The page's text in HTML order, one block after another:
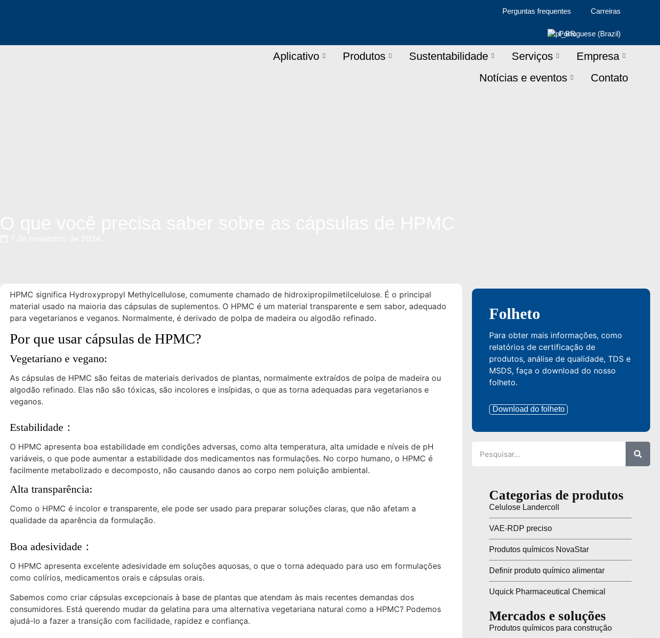
Perguntas frequentes Carreiras
Portuguese (Brazil)
Aplicativo Produtos Sustentabilidade Serviços
Empresa
Notícias e eventos
Contato
HPMC significa Hydroxypropyl Methylcellulose, comumente chamado de hidroxipropilmetilcelulose. É o principal
material usado na maioria das cápsulas de suplementos. O HPMC é um material transparente e sem sabor, adequado
para vegetarianos e veganos. Normalmente, é derivado de polpa de madeira ou algodão refinado.
Por que usar cápsulas de HPMC?
Vegetariano e vegano:
As cápsulas de HPMC são feitas de materiais derivados de plantas, normalmente extraídos de polpa de madeira ou
algodão refinado. Elas não são tóxicas, são incolores e insípidas, o que as torna adequadas para vegetarianos e
veganos.
Estabilidade：
O HPMC apresenta boa estabilidade em condições adversas, como alta temperatura, alta umidade e níveis de pH
variáveis, o que pode aumentar a estabilidade dos medicamentos nas formulações. No corpo humano, o HPMC é
facilmente metabolizado e decomposto, não causando danos ao corpo nem poluição ambiental.
Alta transparência:
Como o HPMC é incolor e transparente, ele pode ser usado para preparar soluções claras, que não afetam a
qualidade da aparência da formulação.
Boa adesividade：
O HPMC apresenta excelente adesividade em soluções aquosas, o que o torna adequado para uso em formulações
como colírios, medicamentos orais e cápsulas orais.
Sabemos como criar cápsulas excepcionais à base de plantas que atendam às mais recentes demandas dos
consumidores. Está querendo mudar da gelatina para uma alternativa vegetariana natural como a HPMC? Podemos
ajudá-lo a fazer a transição com facilidade, rapidez e confiança.
Folheto
Para obter mais informações, como
relatórios de certificação de
produtos, análise de qualidade, TDS e
MSDS, faça o download do nosso
folheto.
Download do folheto
Categorias de produtos
Celulose Landercoll
VAE-RDP preciso
Produtos químicos NovaStar
Definir produto químico alimentar
Uquick Pharmaceutical Chemical
Mercados e soluções
Produtos químicos para construção